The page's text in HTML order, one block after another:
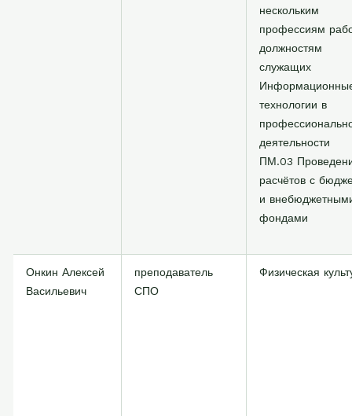
нескольким
профессиям
должностям
служащих
технологии в
деятельности
ПМ.03
расчётов с
и
фондами
Онкин Алексей
Васильевич
преподаватель
СПО
Физическая